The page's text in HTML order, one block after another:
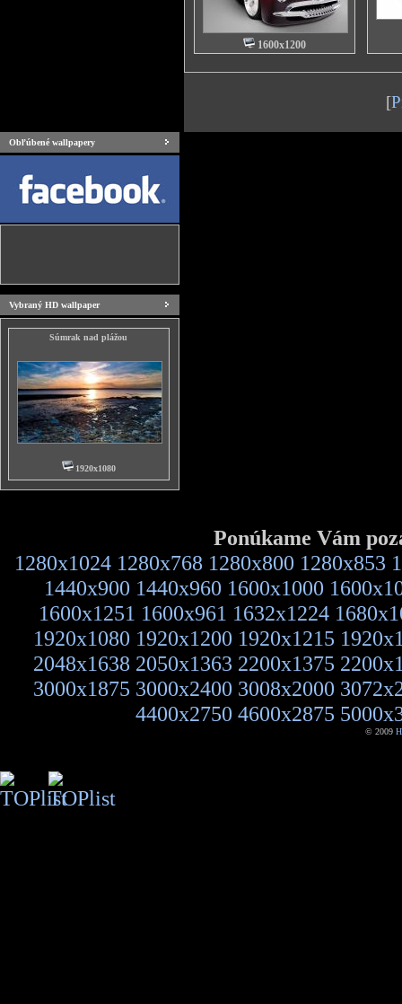
1600x1200
[
Obľúbené wallpapery
Vybraný HD wallpaper
Súmrak nad plážou
1920x1080
Ponúkame Vám
1280x1024 1280x768 1280x800 1280x853
1440x900 1440x960 1600x1000
1600x1251 1600x961 1632x1224
1920x1080 1920x1200 1920x1215
2048x1638 2050x1363 2200x1375
3000x1875 3000x2400 3008x2000
4400x2750 4600x2875
© 2009